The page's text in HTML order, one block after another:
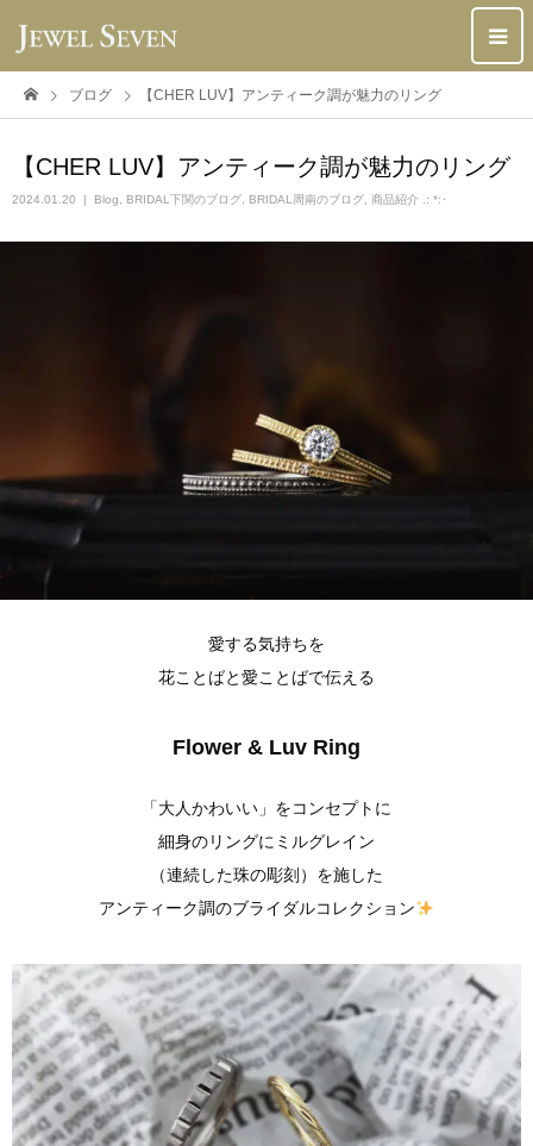
ブログ 【CHER LUV】アンティーク調が魅力のリング
【CHER LUV】アンティーク調が魅力のリング
2024.01.20 Blog BRIDAL下関のブログ BRIDAL周南のブログ 商品紹介 .: *:･
愛する気持ちを
花ことばと愛ことばで伝える
Flower & Luv Ring
「大人かわいい」をコンセプトに
細身のリングにミルグレイン
（連続した珠の彫刻）を施した
アンティーク調のブライダルコレクション